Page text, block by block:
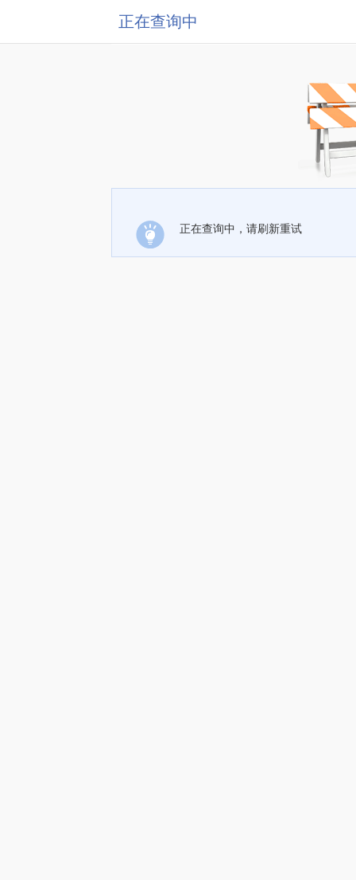
正在查询中
正在查询中，请刷新重试